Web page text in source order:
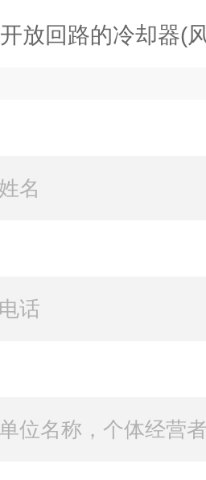
开放回路的冷却器(风